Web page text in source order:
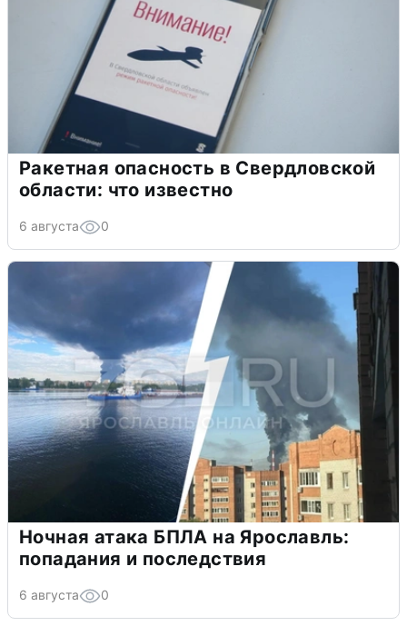
Ракетная опасность в Свердловской
области: что известно
6 августа 0
Ночная атака БПЛА на Ярославль:
попадания и последствия
6 августа 0